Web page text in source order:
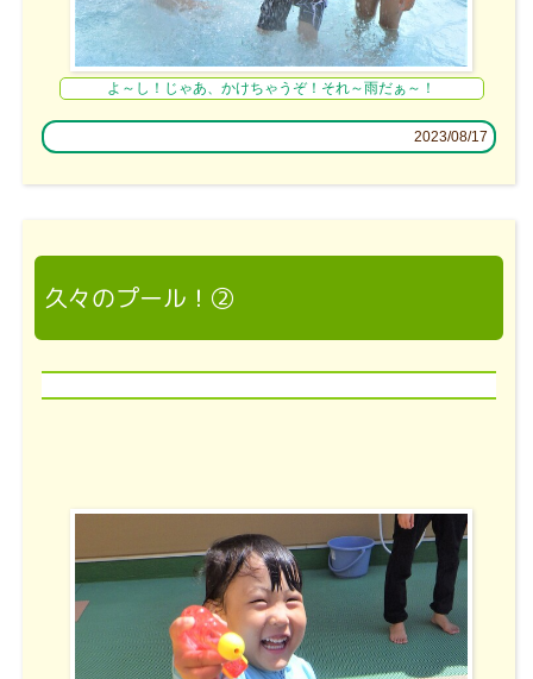
よ～し！じゃあ、かけちゃうぞ！それ～雨だぁ～！
2023/08/17
久々のプール！②